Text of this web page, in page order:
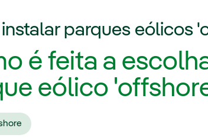
Grupo Iberdrola
Redes
parques eólicos
é feita a
eólico